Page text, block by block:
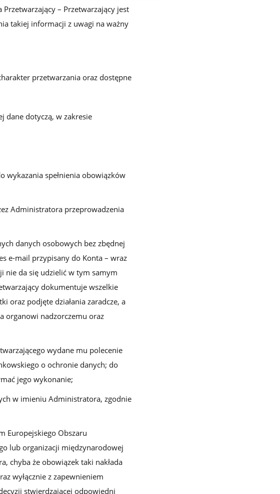
– Przetwarzający jest
takiej informacji z uwagi na ważny
przetwarzania oraz dostępne
dane dotyczą, w zakresie
spełnienia obowiązków
Administratora przeprowadzenia
danych osobowych bez zbędnej
e-mail przypisany do Konta – wraz
nie da się udzielić w tym samym
dokumentuje wszelkie
oraz podjęte działania zaradcze, a
organowi nadzorczemu oraz
wydane mu polecenie
o ochronie danych; do
jego wykonanie;
w imieniu Administratora, zgodnie
Europejskiego Obszaru
lub organizacji międzynarodowej
chyba że obowiązek taki nakłada
wyłącznie z zapewnieniem
stwierdzającej odpowiedni